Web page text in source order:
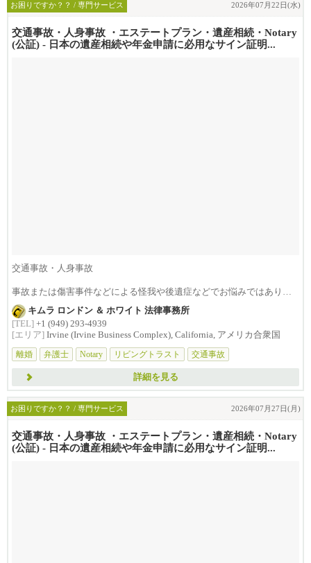
お困りですか？？ / 専門サービス 2026年07月22日(水)
交通事故・人身事故 ・エステートプラン・遺産相続・Notary
(公証) - 日本の遺産相続や年金申請に必用なサイン証明...
交通事故・人身事故
事故または傷害事件などによる怪我や後遺症などでお悩みではありま
せんか？損害賠償は治療費...
キムラ ロンドン ＆ ホワイト 法律事務所
[TEL] +1 (949) 293-4939
[エリア] Irvine (Irvine Business Complex), California, アメリカ合衆国
離婚
弁護士 Notary リビングトラスト 交通事故
詳細を見る
お困りですか？？ / 専門サービス 2026年07月27日(月)
交通事故・人身事故 ・エステートプラン・遺産相続・Notary
(公証) - 日本の遺産相続や年金申請に必用なサイン証明...